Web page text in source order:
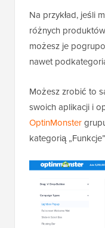
Na przykład, jeśli
różnych
możesz je
nawet
Możesz zrobić to
swoich aplikacji i
OptinMonster
kategorią